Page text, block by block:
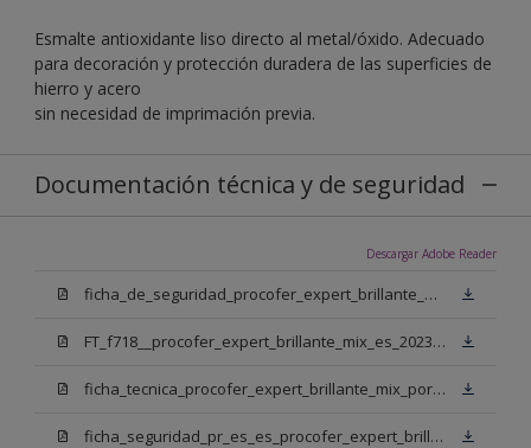
Esmalte antioxidante liso directo al metal/óxido. Adecuado
para decoración y protección duradera de las superficies de
hierro y acero
sin necesidad de imprimación previa.
Documentación técnica y de seguridad
Descargar Adobe Reader
ficha_de_seguridad_procofer_expert_brillante_mix_portugues.pdf
FT_f718__procofer_expert_brillante_mix_es_2023.pdf
ficha_tecnica_procofer_expert_brillante_mix_portugues.pdf
ficha_seguridad_pr_es_es_procofer_expert_brillante_mix_bn.pdf